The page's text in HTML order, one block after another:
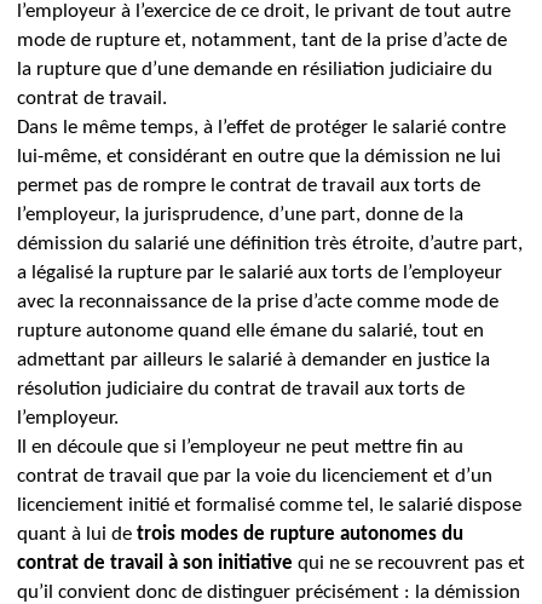
l’employeur à l’exercice de ce droit, le privant de tout autre
mode de rupture et, notamment, tant de la prise d’acte de
la rupture que d’une demande en résiliation judiciaire du
contrat de travail.
Dans le même temps, à l’effet de protéger le salarié contre
lui-même, et considérant en outre que la démission ne lui
permet pas de rompre le contrat de travail aux torts de
l’employeur, la jurisprudence, d’une part, donne de la
démission du salarié une définition très étroite, d’autre part,
a légalisé la rupture par le salarié aux torts de l’employeur
avec la reconnaissance de la prise d’acte comme mode de
rupture autonome quand elle émane du salarié, tout en
admettant par ailleurs le salarié à demander en justice la
résolution judiciaire du contrat de travail aux torts de
l’employeur.
Il en découle que si l’employeur ne peut mettre fin au
contrat de travail que par la voie du licenciement et d’un
licenciement initié et formalisé comme tel, le salarié dispose
quant à lui de trois modes de rupture autonomes du
contrat de travail à son initiative qui ne se recouvrent pas et
qu’il convient donc de distinguer précisément : la démission